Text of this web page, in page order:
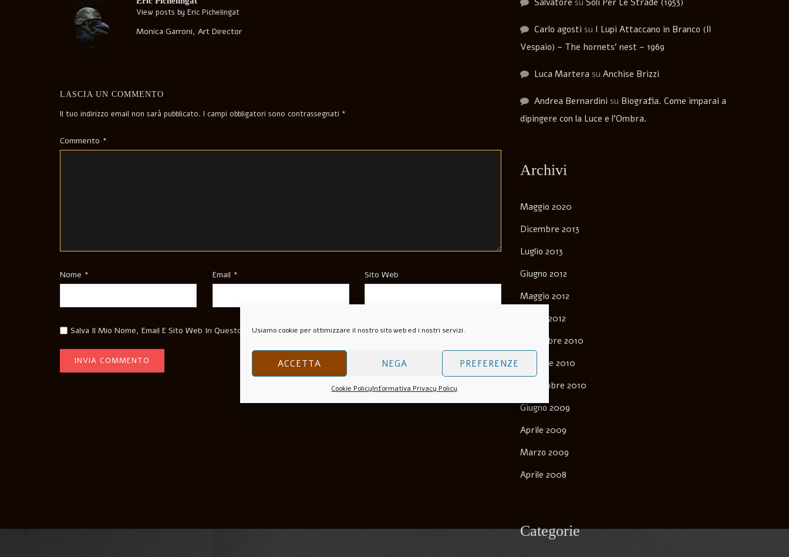
Usiamo cookie per ottimizzare il nostro sito web ed i nostri servizi.
ACCETTA NEGA PREFERENZE
Cookie PolicyInformativa Privacy Policy
View posts by Eric Pichelingat
Monica Garroni, Art Director
LASCIA UN COMMENTO
Il tuo indirizzo email non sarà pubblicato. I campi obbligatori sono contrassegnati *
Commento *
Nome * Email * Sito Web
Salva Il Mio Nome, Email E Sito Web In Questo Browser Per La Prossima Volta Che Commento.
Salvatore su Soli Per Le Strade (1953)
Carlo agosti su I Lupi Attaccano in Branco (Il
Vespaio) – The hornets’ nest – 1969
Luca Marterasu Anchise Brizzi
Andrea Bernardini su Biografia. Come imparai a
dipingere con la Luce e l’Ombra.
Archivi
Maggio 2020
Dicembre 2013
Luglio 2013
Giugno 2012
Maggio 2012
Marzo 2012
Novembre 2010
Ottobre 2010
Settembre 2010
Giugno 2009
Aprile 2009
Marzo 2009
Aprile 2008
Categorie